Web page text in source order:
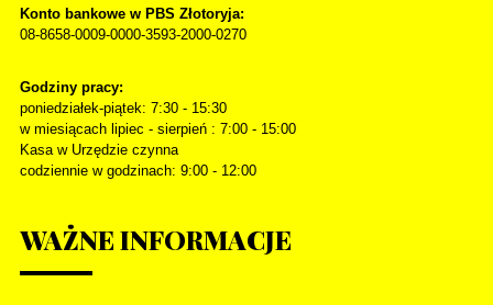
Konto bankowe w PBS Złotoryja:
08-8658-0009-0000-3593-2000-0270
Godziny pracy:
poniedziałek-piątek: 7:30 - 15:30
w miesiącach lipiec - sierpień : 7:00 - 15:00
Kasa w Urzędzie czynna
codziennie w godzinach: 9:00 - 12:00
WAŻNEINFORMACJE